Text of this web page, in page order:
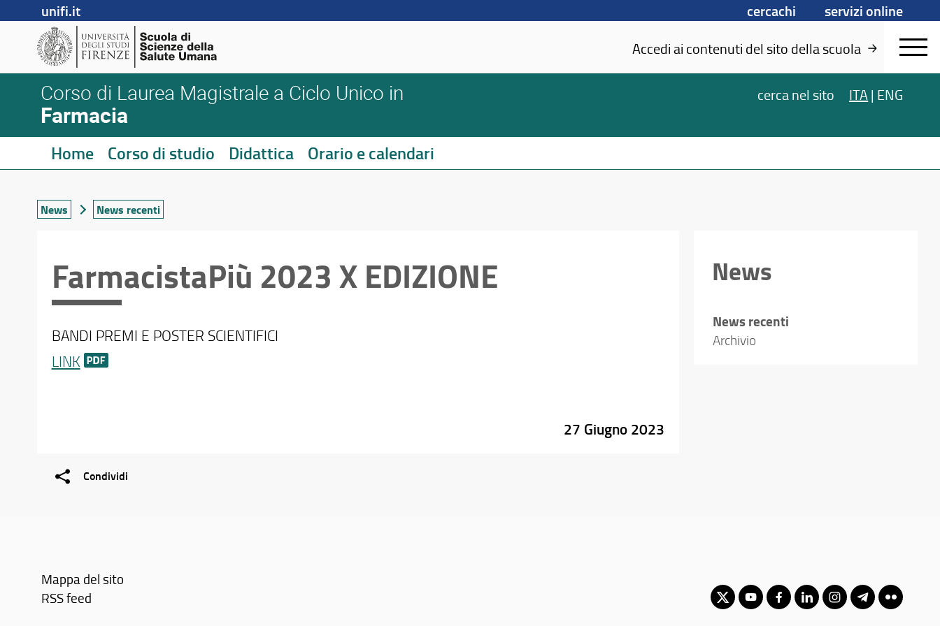
unifi.it cercachi
servizi online
Accedi ai contenuti del sito della scuola
Corso di Laurea Magistrale a Ciclo Unico in
Farmacia
cerca nel sito ITA | ENG
Home Corso di studio Didattica Orario e calendari
News News recenti
FarmacistaPiù 2023 X EDIZIONE
BANDI PREMI E POSTER SCIENTIFICI
LINK
27 Giugno 2023
Condividi
News
News recenti
Archivio
Mappa del sito
RSS feed